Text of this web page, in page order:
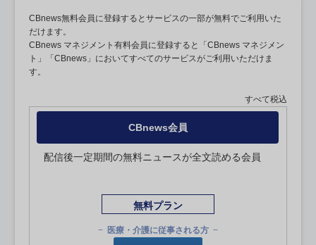
CBnews無料会員に登録するとサービスの一部が無料でご利用いた
だけます。
CBnews マネジメント有料会員に登録すると「CBnews マネジメン
ト」「CBnews」においてすべてのサービスがご利用いただけま
す。
すべて税込
CBnews会員
配信後一定期間の無料ニュースが全文読める会員
無料プラン
医療・介護に従事される方